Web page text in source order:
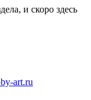
и скоро здесь
art.ru